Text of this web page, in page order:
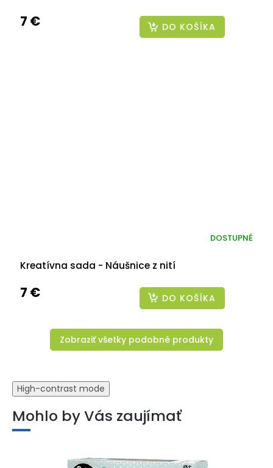
7 € DO KOŠÍKA
Kreatívna sada - Náušnice z nití
DOSTUPNÉ
7 € DO KOŠÍKA
Zobraziť všetky podobné produkty
High-contrast mode
Mohlo by Vás zaujímať